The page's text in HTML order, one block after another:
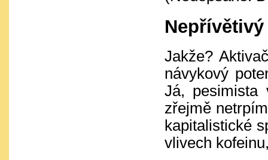
Jakže?
návykový
Já, pesimista
zřejmě
kapitalistické
vlivech